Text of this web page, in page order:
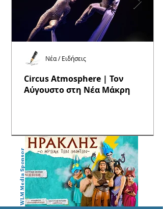
Circus Atmosphere | Τον
Αύγουστο στη Νέα Μάκρη
Νέα / Ειδήσεις
WLM Media Sponsor